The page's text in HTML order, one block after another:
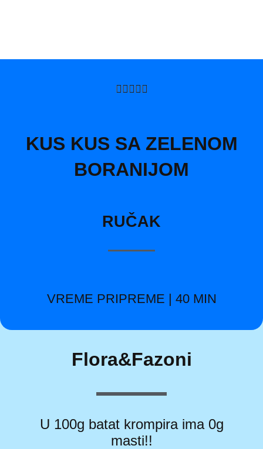
5/5
KUS KUS SA ZELENOM
BORANIJOM
RUČAK
VREME PRIPREME | 40 MIN
Flora&Fazoni
U 100g batat krompira ima 0g
masti!!